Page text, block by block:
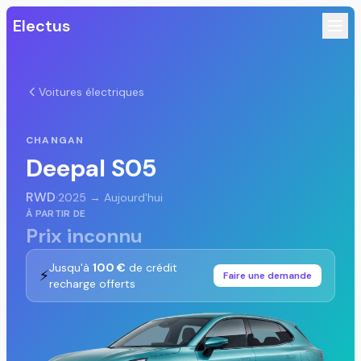
Electus
Voitures électriques
CHANGAN
Deepal S05
RWD·2025 → Aujourd'hui
À PARTIR DE
Prix inconnu
⚡Jusqu'à 100 € de crédit
recharge offerts
Faire une demande